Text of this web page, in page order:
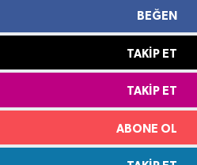
BEĞEN
TAKIP ET
TAKIP ET
ABONE OL